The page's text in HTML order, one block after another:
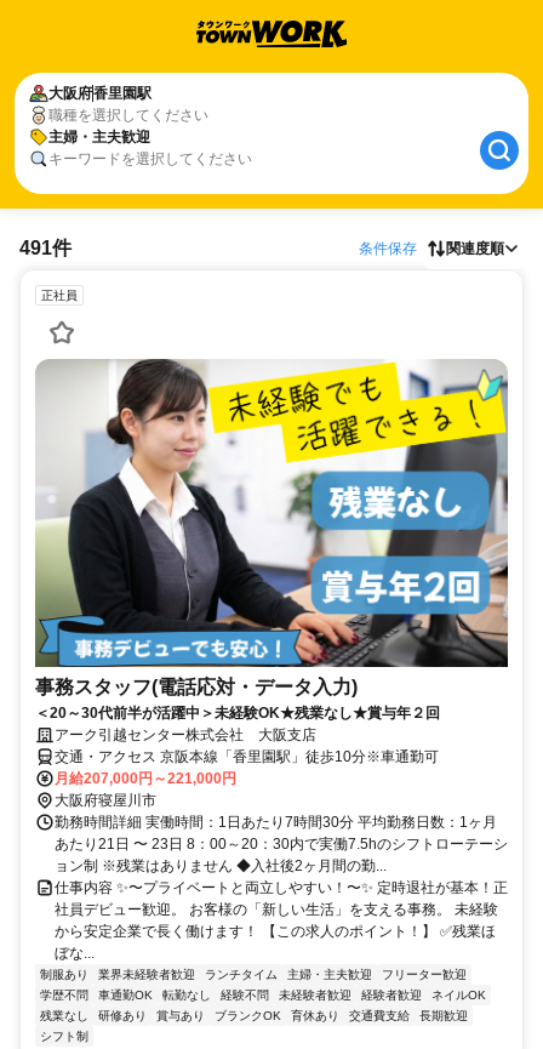
大阪府香里園駅
職種を選択してください
主婦・主夫歓迎
キーワードを選択してください
491件 条件保存 関連度順
正社員
事務スタッフ(電話応対・データ入力)
＜20～30代前半が活躍中＞未経験OK★残業なし★賞与年２回
アーク引越センター株式会社 大阪支店
交通・アクセス 京阪本線「香里園駅」徒歩10分※車通勤可
月給207,000円～221,000円
大阪府寝屋川市
勤務時間詳細 実働時間：1日あたり7時間30分 平均勤務日数：1ヶ月
あたり21日 〜 23日 8：00～20：30内で実働7.5hのシフトローテーシ
ョン制 ※残業はありません ◆入社後2ヶ月間の勤...
仕事内容 ✨〜プライベートと両立しやすい！〜✨ 定時退社が基本！正
社員デビュー歓迎。 お客様の「新しい生活」を支える事務。 未経験
から安定企業で長く働けます！ 【この求人のポイント！】 ✅残業ほ
ぼな...
制服あり 業界未経験者歓迎 ランチタイム 主婦・主夫歓迎
フリーター歓迎
学歴不問
車通勤OK 転勤なし 経験不問 未経験者歓迎 経験者歓迎
ネイルOK
残業なし
研修あり 賞与あり ブランクOK 育休あり 交通費支給
長期歓迎
シフト制